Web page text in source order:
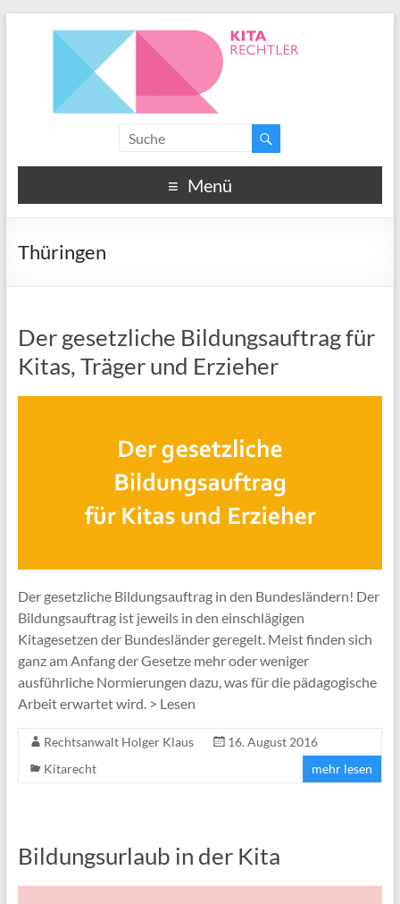
Menü
Thüringen
Der gesetzliche Bildungsauftrag für
Kitas, Träger und Erzieher
Der gesetzliche Bildungsauftrag in den Bundesländern! Der
Bildungsauftrag ist jeweils in den einschlägigen
Kitagesetzen der Bundesländer geregelt. Meist finden sich
ganz am Anfang der Gesetze mehr oder weniger
ausführliche Normierungen dazu, was für die pädagogische
Arbeit erwartet wird. > Lesen
Rechtsanwalt Holger Klaus
16. August 2016
Kitarecht
mehr lesen
Bildungsurlaub in der Kita